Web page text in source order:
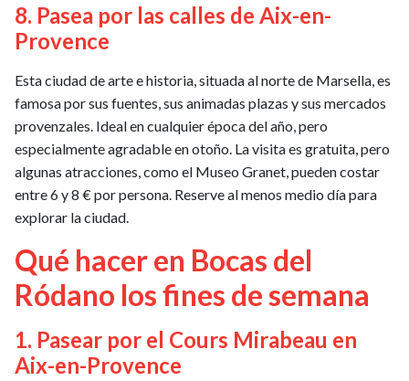
8. Pasea por las calles de Aix-en-
Provence
Esta ciudad de arte e historia, situada al norte de Marsella, es
famosa por sus fuentes, sus animadas plazas y sus mercados
provenzales. Ideal en cualquier época del año, pero
especialmente agradable en otoño. La visita es gratuita, pero
algunas atracciones, como el Museo Granet, pueden costar
entre 6 y 8 € por persona. Reserve al menos medio día para
explorar la ciudad.
Qué hacer en Bocas del
Ródano los fines de semana
1. Pasear por el Cours Mirabeau en
Aix-en-Provence